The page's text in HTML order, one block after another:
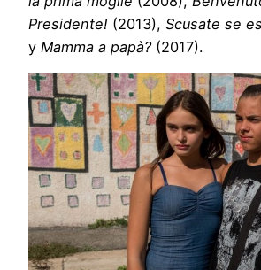
Presidente! (2013), Scusate se
y Mamma a papà?(2017).